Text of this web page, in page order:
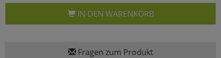
IN DEN WARENKORB
Fragen zum Produkt
zurückzu Haupptseite